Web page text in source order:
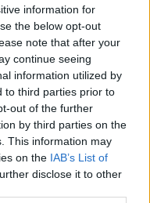
information for
the below opt-out
note that after your
continue seeing
information utilized by
to third parties prior to
out of the further
by third parties on the
This information may
on the IAB’s List of
disclose it to other
controllo del